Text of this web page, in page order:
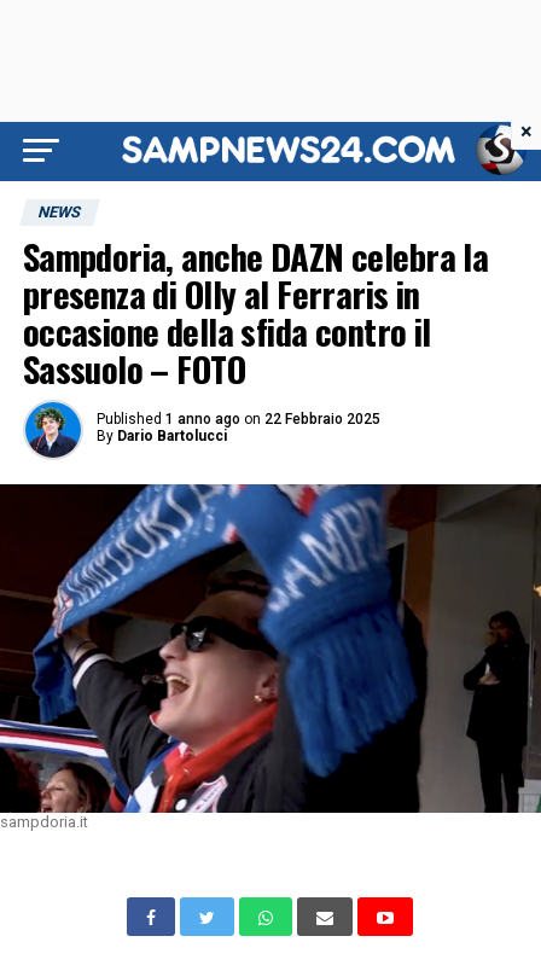
NEWS
Sampdoria, anche DAZN celebra la
presenza di Olly al Ferraris in
occasione della sfida contro il
Sassuolo – FOTO
Published 1 anno ago on 22 Febbraio 2025
By Dario Bartolucci
sampdoria.it
×